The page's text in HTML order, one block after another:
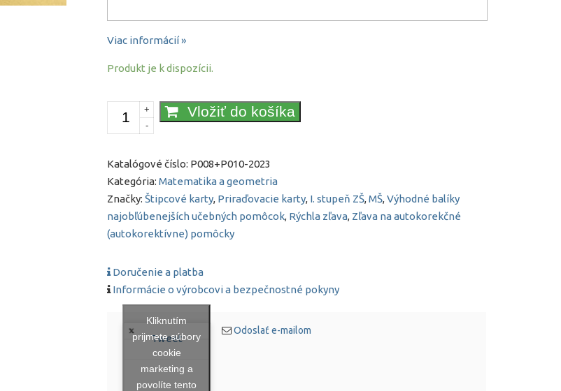
Viac informácií »
Produkt je k dispozícii.
množstvo
Počítanie
10
+
Počítanie
do
20
Balík
so
+
-
Vložiť do košíka
Katalógové číslo: P008+P010-2023
Kategória: Matematika a geometria
Značky: Štipcové karty, Priraďovacie karty, I. stupeň ZŠ,MŠ,Výhodné balíky
najobľúbenejších učebných pomôcok, Rýchla zľava, Zľava na autokorekčné
(autokorektívne) pomôcky
Doručenie a platba
Informácie o výrobcovi a bezpečnostné pokyny
Tweet
Kliknutím
prijmete súbory
cookie
marketing a
povolíte tento
Odoslať e-mailom